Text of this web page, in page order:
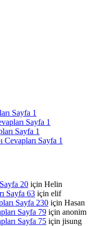
Sayfa 1
Sayfa 1
Sayfa 1
Cevapları Sayfa 1
20 için Helin
Sayfa 63 için elif
Sayfa 230 için Hasan
Sayfa 79 için anonim
Sayfa 75 için jisung